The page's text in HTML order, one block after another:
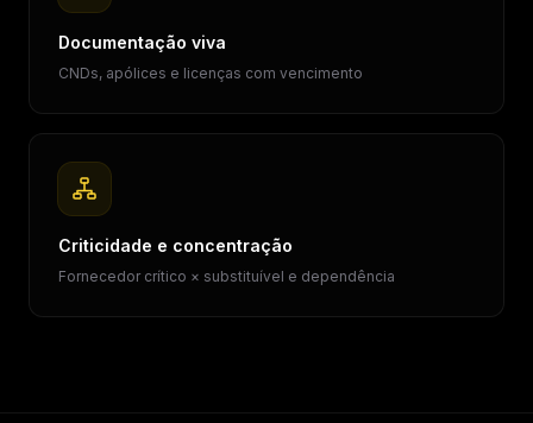
Documentação viva
CNDs, apólices e licenças com vencimento
Criticidade e concentração
Fornecedor crítico × substituível e dependência